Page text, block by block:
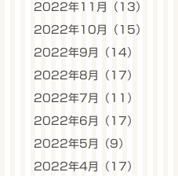
2022年11月（13）
2022年10月（15）
2022年9月（14）
2022年8月（17）
2022年7月（11）
2022年6月（17）
2022年5月（9）
2022年4月（17）